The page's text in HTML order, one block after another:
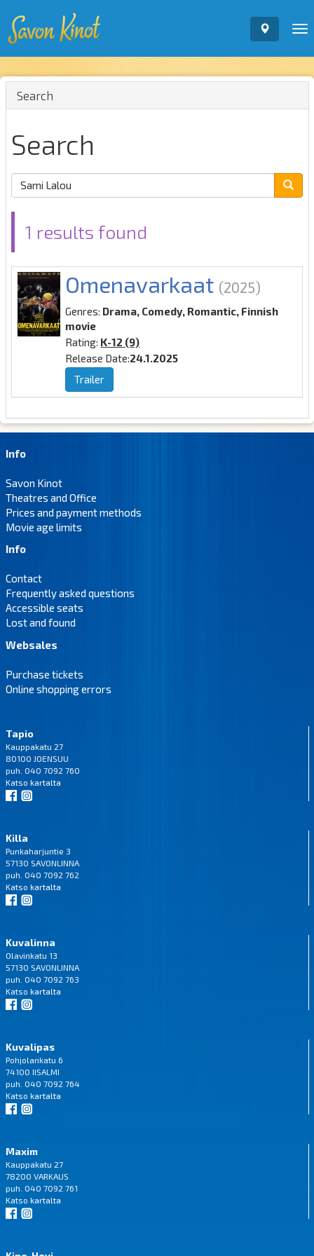
Search
Search
1 results found
Omenavarkaat (2025)
Genres: Drama, Comedy, Romantic, Finnish
movie
Rating: K-12 (9)
Release Date:24.1.2025
Trailer
Info
Savon Kinot
Theatres and Office
Prices and payment methods
Movie age limits
Info
Contact
Frequently asked questions
Accessible seats
Lost and found
Websales
Purchase tickets
Online shopping errors
Tapio
Kauppakatu 27
80100 JOENSUU
puh. 040 7092 760
Katso kartalta
Killa
Punkaharjuntie 3
57130 SAVONLINNA
puh. 040 7092 762
Katso kartalta
Kuvalinna
Olavinkatu 13
57130 SAVONLINNA
puh. 040 7092 763
Katso kartalta
Kuvalipas
Pohjolankatu 6
74100 IISALMI
puh. 040 7092 764
Katso kartalta
Maxim
Kauppakatu 27
78200 VARKAUS
puh. 040 7092 761
Katso kartalta